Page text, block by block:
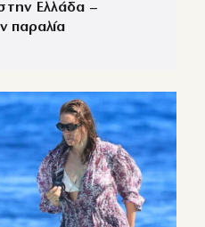
Ελλάδα –
παραλία